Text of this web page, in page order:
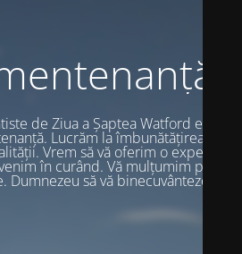
de Ziua a Șaptea Watford este
Lucrăm la îmbunătățirea
Vrem să vă oferim o experiență
în curând. Vă mulțumim pentru
să vă binecuvânteze.